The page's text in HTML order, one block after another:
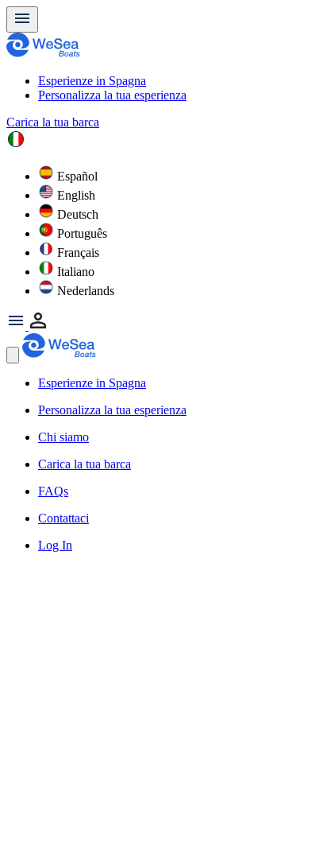
Esperienze in Spagna
Personalizza la tua esperienza
Carica la tua barca
Español
English
Deutsch
Português
Français
Italiano
Nederlands
Esperienze in Spagna
Personalizza la tua esperienza
Chi siamo
Carica la tua barca
FAQs
Contattaci
Log In